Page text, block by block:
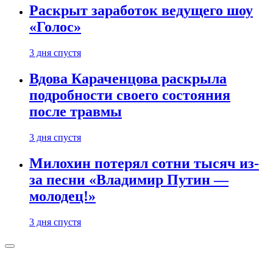
Раскрыт заработок ведущего шоу
«Голос»
3 дня спустя
Вдова Караченцова раскрыла
подробности своего состояния
после травмы
3 дня спустя
Милохин потерял сотни тысяч из-
за песни «Владимир Путин —
молодец!»
3 дня спустя